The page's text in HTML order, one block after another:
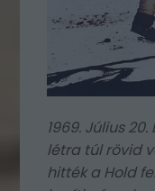
1969. Július
létra túl rövid
hitték a Hold